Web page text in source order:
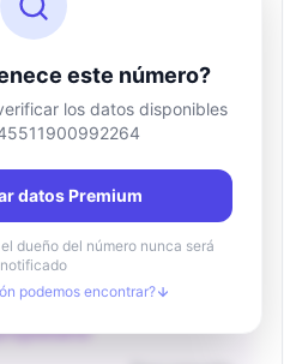
Desconocido
Desconocido
Desconocido
este número?
los datos disponibles
datos Premium
dueño del número nunca será
notificado
podemos encontrar?